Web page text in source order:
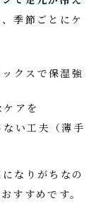
季節ごとにケ
クスで保湿強
アを
い工夫（薄手
なりがちなの
すすめです。